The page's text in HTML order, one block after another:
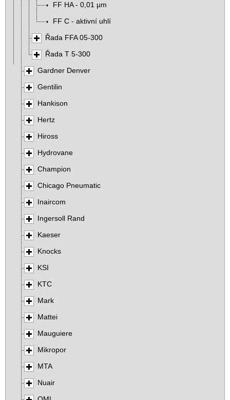
FF HA - 0,01 µm
FF C - aktivní uhlí
Řada FFA 05-300
Řada T 5-300
Gardner Denver
Gentilin
Hankison
Hertz
Hiross
Hydrovane
Champion
Chicago Pneumatic
Inaircom
Ingersoll Rand
Kaeser
Knocks
KSI
KTC
Mark
Mattei
Mauguiere
Mikropor
MTA
Nuair